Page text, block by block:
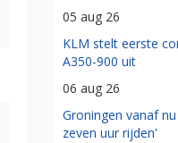
05 aug 26
KLM stelt eerste
A350-900 uit
06 aug 26
Groningen vanaf
zeven uur rijden'